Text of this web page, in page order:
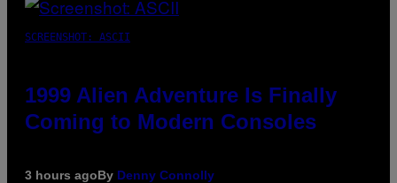
SCREENSHOT: ASCII
1999 Alien Adventure Is Finally
Coming to Modern Consoles
3 hours agoBy Denny Connolly